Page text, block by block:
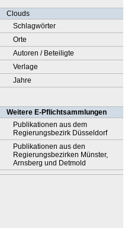
Clouds
Schlagwörter
Orte
Autoren / Beteiligte
Verlage
Jahre
Weitere E-Pflichtsammlungen
Publikationen aus dem
Regierungsbezirk Düsseldorf
Publikationen aus den
Regierungsbezirken Münster,
Arnsberg und Detmold